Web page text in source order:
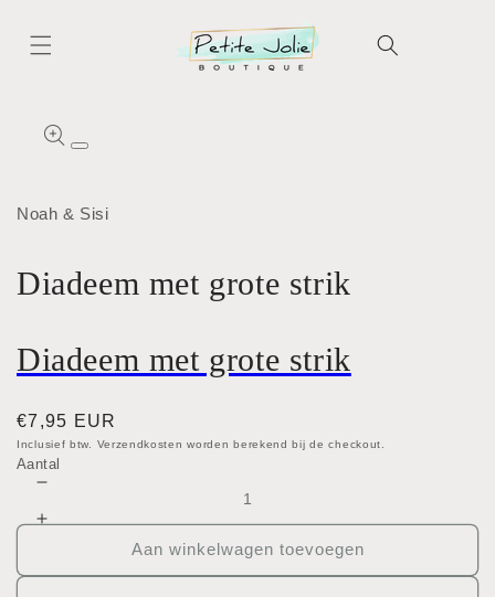
content
Ga direct naar
productinformatie
Media
modaal
Noah & Sisi
Diadeem met grote strik
Diadeem met grote strik
Normale
prijs
€7,95 EUR
Inclusief btw. Verzendkosten worden berekend bij de checkout.
Aantal
verlagen
met
Aantal
voor
Aan winkelwagen toevoegen